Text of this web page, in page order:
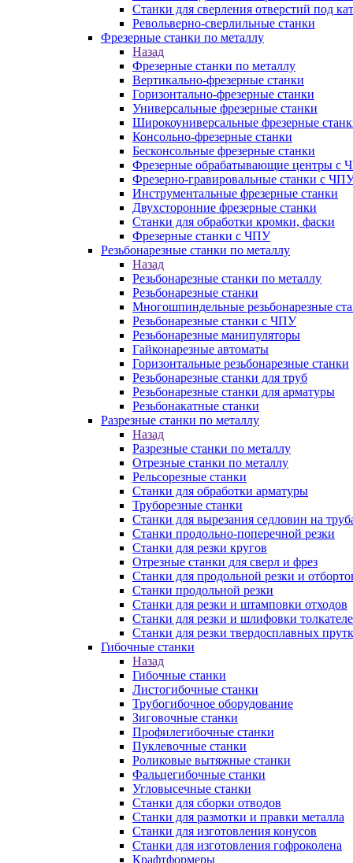
Станки для сверления отверстий под
Револьверно-сверлильные станки
Фрезерные станки по металлу
Назад
Фрезерные станки по металлу
Вертикально-фрезерные станки
Горизонтально-фрезерные станки
Универсальные фрезерные станки
Широкоуниверсальные фрезерные
Консольно-фрезерные станки
Бесконсольные фрезерные станки
Фрезерные обрабатывающие центры с
Фрезерно-гравировальные станки с
Инструментальные фрезерные станки
Двухсторонние фрезерные станки
Станки для обработки кромки, фаски
Фрезерные станки с ЧПУ
Резьбонарезные станки по металлу
Назад
Резьбонарезные станки по металлу
Резьбонарезные станки
Многошпиндельные резьбонарезные
Резьбонарезные станки с ЧПУ
Резьбонарезные манипуляторы
Гайконарезные автоматы
Горизонтальные резьбонарезные станки
Резьбонарезные станки для труб
Резьбонарезные станки для арматуры
Резьбонакатные станки
Разрезные станки по металлу
Назад
Разрезные станки по металлу
Отрезные станки по металлу
Рельсорезные станки
Станки для обработки арматуры
Труборезные станки
Станки для вырезания седловин на
Станки продольно-поперечной резки
Станки для резки кругов
Отрезные станки для сверл и фрез
Станки для продольной резки и
Станки продольной резки
Станки для резки и штамповки отходов
Станки для резки и шлифовки
Станки для резки твердосплавных
Гибочные станки
Назад
Гибочные станки
Листогибочные станки
Трубогибочное оборудование
Зиговочные станки
Профилегибочные станки
Пуклевочные станки
Роликовые вытяжные станки
Фальцегибочные станки
Угловысечные станки
Станки для сборки отводов
Станки для размотки и правки металла
Станки для изготовления конусов
Станки для изготовления гофроколена
Крафтформеры